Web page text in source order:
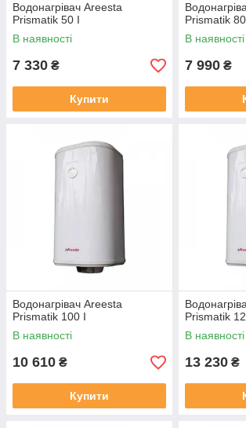
Водонагрівач Areesta
Prismatik 50 I
В наявності
7 330 ₴
Купити
Prismatik
В наявності
7 990 ₴
Водонагрівач Areesta
Prismatik 100 I
В наявності
10 610 ₴
Купити
Prismatik
В наявності
13 230 ₴